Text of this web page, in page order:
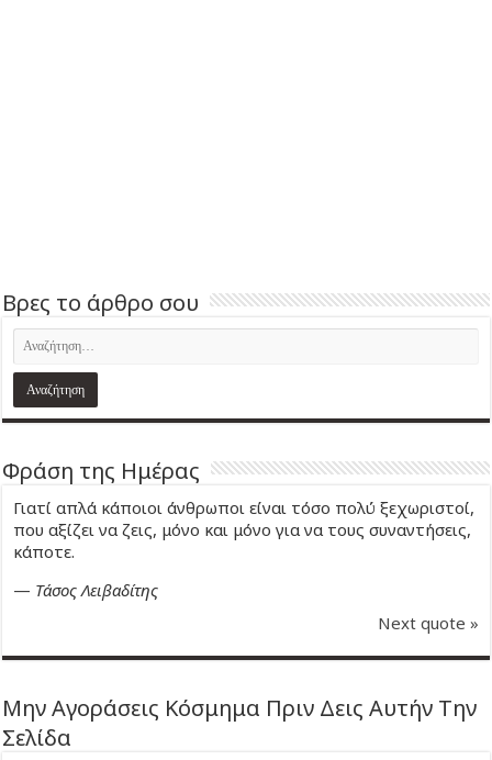
Βρες το άρθρο σου
Φράση της Ημέρας
Γιατί απλά κάποιοι άνθρωποι είναι τόσο πολύ ξεχωριστοί,
που αξίζει να ζεις, μόνο και μόνο για να τους συναντήσεις,
κάποτε.
— Τάσος Λειβαδίτης
Next quote »
Μην Αγοράσεις Κόσμημα Πριν Δεις Αυτήν Την
Σελίδα